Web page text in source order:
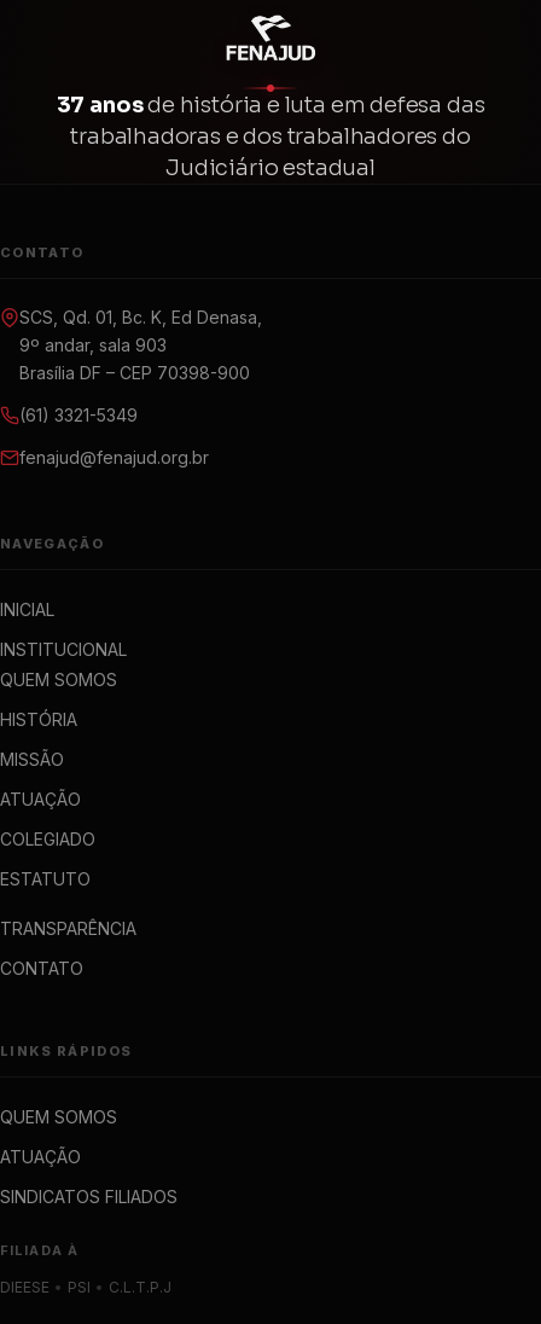
37 anosde história e luta em defesa das
trabalhadoras e dos trabalhadores do
Judiciário estadual
CONTATO
SCS, Qd. 01, Bc. K, Ed Denasa,
9º andar, sala 903
Brasília DF – CEP 70398-900
(61) 3321-5349
fenajud@fenajud.org.br
NAVEGAÇÃO
INICIAL
INSTITUCIONAL
QUEM SOMOS
HISTÓRIA
MISSÃO
ATUAÇÃO
COLEGIADO
ESTATUTO
TRANSPARÊNCIA
CONTATO
LINKS RÁPIDOS
QUEM SOMOS
ATUAÇÃO
SINDICATOS FILIADOS
FILIADA À
DIEESE • PSI • C.L.T.P.J